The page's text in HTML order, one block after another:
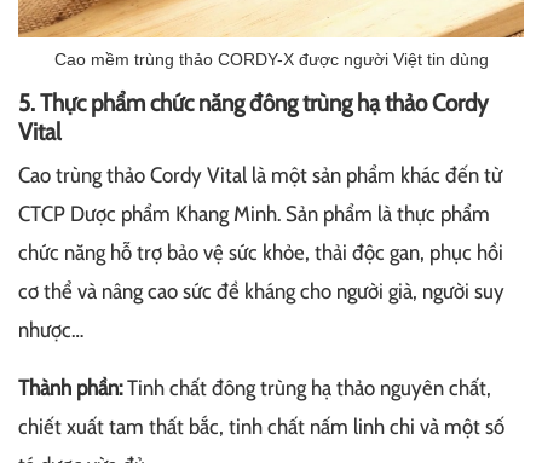
Cao mềm trùng thảo CORDY-X được người Việt tin dùng
5. Thực phẩm chức năng đông trùng hạ thảo Cordy
Vital
Cao trùng thảo Cordy Vital là một sản phẩm khác đến từ
CTCP Dược phẩm Khang Minh. Sản phẩm là thực phẩm
chức năng hỗ trợ bảo vệ sức khỏe, thải độc gan, phục hồi
cơ thể và nâng cao sức đề kháng cho người già, người suy
nhược…
Thành phần:Tinh chất đông trùng hạ thảo nguyên chất,
chiết xuất tam thất bắc, tinh chất nấm linh chi và một số